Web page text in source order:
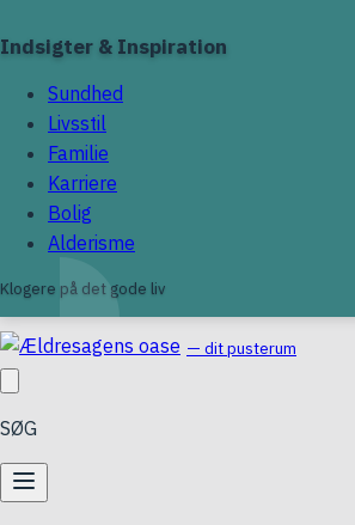
Indsigter & Inspiration
Sundhed
Livsstil
Familie
Karriere
Bolig
Alderisme
Klogere på det gode liv
— dit pusterum
SØG